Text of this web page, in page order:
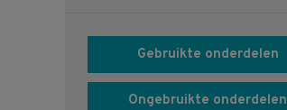
Gebruikte onderdelen
Ongebruikte onderdelen